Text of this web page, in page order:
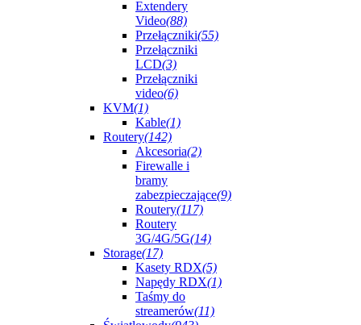
Extendery
Video(88)
Przełączniki(55)
Przełączniki
LCD(3)
Przełączniki
video(6)
KVM(1)
Kable(1)
Routery(142)
Akcesoria(2)
Firewalle i
bramy
zabezpieczające(9)
Routery(117)
Routery
3G/4G/5G(14)
Storage(17)
Kasety RDX(5)
Napędy RDX(1)
Taśmy do
streamerów(11)